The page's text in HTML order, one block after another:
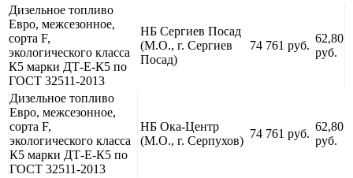
Дизельное топливо
Евро, межсезонное,
сорта F,
экологического класса
К5 марки ДТ-Е-К5 по
ГОСТ 32511-2013
НБ Сергиев Посад
(М.О., г. Сергиев
Посад)
74 761 руб.
62,80
руб.
Дизельное топливо
Евро, межсезонное,
сорта F,
экологического класса
К5 марки ДТ-Е-К5 по
ГОСТ 32511-2013
НБ Ока-Центр
(М.О., г. Серпухов)
74 761 руб.
62,80
руб.